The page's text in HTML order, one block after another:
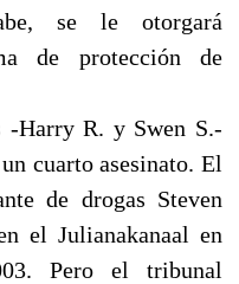
se le otorgará
de protección de
-Harry R. y Swen S.-
cuarto asesinato. El
de drogas Steven
el Julianakanaal en
Pero el tribunal